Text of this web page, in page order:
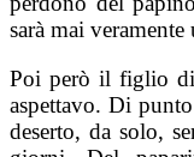
sarà mai veramente
Poi però il figlio di
aspettavo. Di
deserto, da solo,